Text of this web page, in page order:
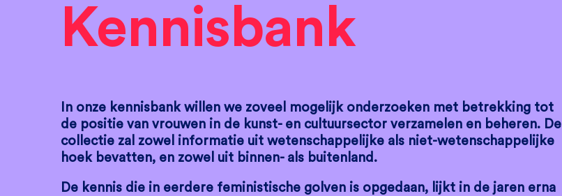
Kennisbank
In onze kennisbank willen we zoveel mogelijk onderzoeken met betrekking tot
de positie van vrouwen in de kunst- en cultuursector verzamelen en beheren. De
collectie zal zowel informatie uit wetenschappelijke als niet-wetenschappelijke
hoek bevatten, en zowel uit binnen- als buitenland.
De kennis die in eerdere feministische golven is opgedaan, lijkt in de jaren erna